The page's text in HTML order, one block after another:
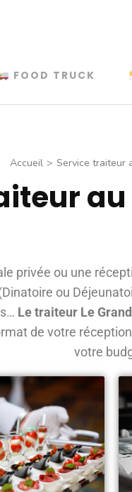
FOOD TRUCK
Accueil > Service traiteur
privée ou une
ou
Le traiteur Le
de votre
votre